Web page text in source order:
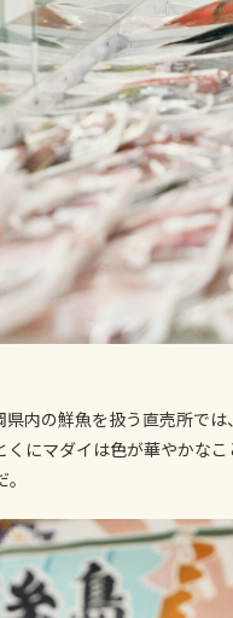
内の鮮魚を扱う直売所で
にマダイは色が華やかな